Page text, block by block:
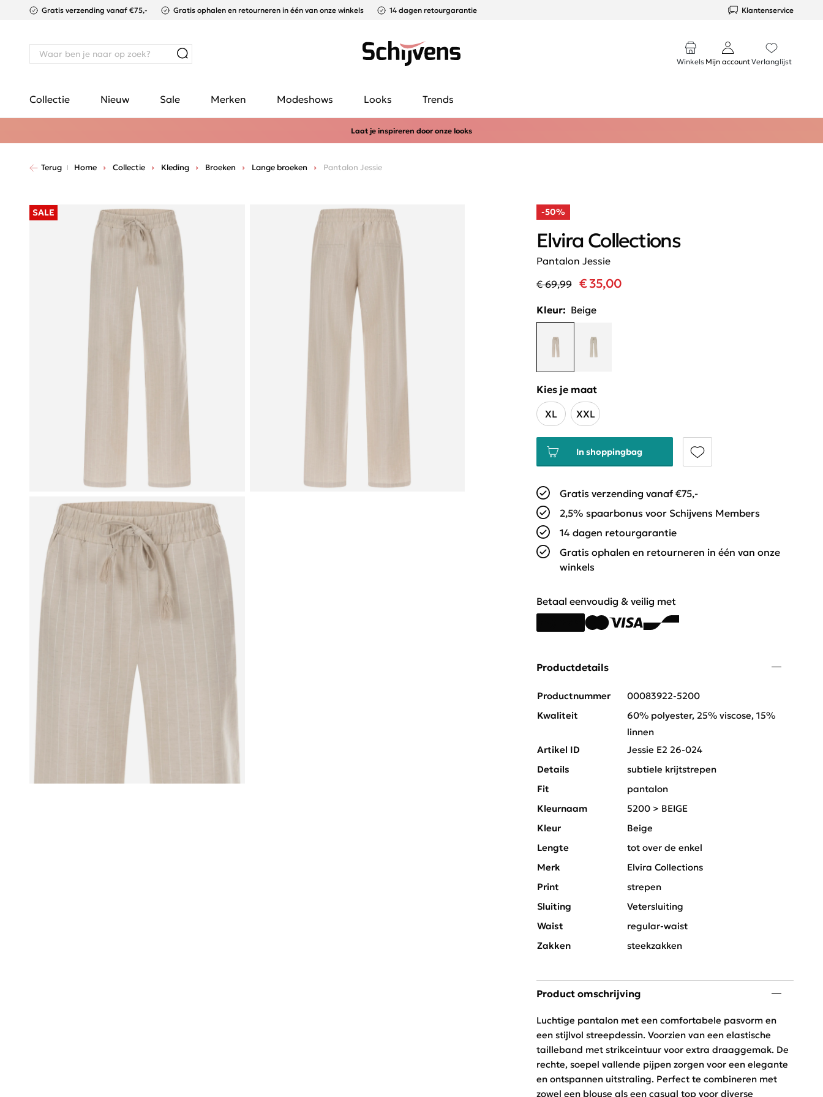
Gratis verzending vanaf €75,- Gratis ophalen en retourneren in één van onze winkels 14 dagen retourgarantie Klantenservice
Winkels Mijn accountVerlanglijst
Collectie Nieuw Sale Merken Modeshows Looks Trends
Laat je inspireren door onze looks
Terug Home Collectie Kleding Broeken Lange broeken Pantalon Jessie
SALE -50%
Pantalon Jessie
Elvira Collections
€ 69,99 € 35,00
Kleur: Beige
Kies je maat
XL
XXL
In shoppingbag
Gratis verzending vanaf €75,-
2,5% spaarbonus voor Schijvens Members
14 dagen retourgarantie
Gratis ophalen en retourneren in één van onze
winkels
Betaal eenvoudig & veilig met
Productdetails
Productnummer
00083922-5200
Kwaliteit
60% polyester, 25% viscose, 15%
linnen
Artikel ID
Jessie E2 26-024
Details
subtiele krijtstrepen
Fit
pantalon
Kleurnaam
5200 > BEIGE
Kleur
Beige
Lengte
tot over de enkel
Merk
Elvira Collections
Print
strepen
Sluiting
Vetersluiting
Waist
regular-waist
Zakken
steekzakken
Product omschrijving
Luchtige pantalon met een comfortabele pasvorm en
een stijlvol streepdessin. Voorzien van een elastische
tailleband met strikceintuur voor extra draaggemak. De
rechte, soepel vallende pijpen zorgen voor een elegante
en ontspannen uitstraling. Perfect te combineren met
zowel een blouse als een casual top voor diverse